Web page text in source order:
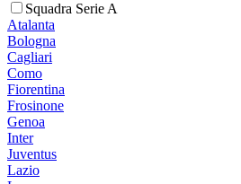
Squadra Serie A
Atalanta
Bologna
Cagliari
Como
Fiorentina
Frosinone
Genoa
Inter
Juventus
Lazio